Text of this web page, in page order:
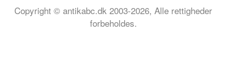
Copyright © antikabc.dk 2003-2026, Alle rettigheder
forbeholdes.